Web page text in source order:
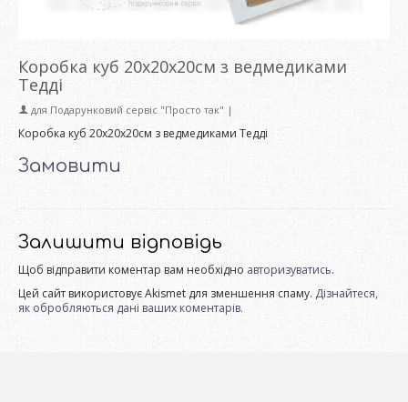
Коробка куб 20х20х20см з ведмедиками
Тедді
для Подарунковий сервіс "Просто так" |
Коробка куб 20х20х20см з ведмедиками Тедді
Замовити
Залишити відповідь
Щоб відправити коментар вам необхідно авторизуватись.
Цей сайт використовує Akismet для зменшення спаму. Дізнайтеся,
як обробляються дані ваших коментарів.